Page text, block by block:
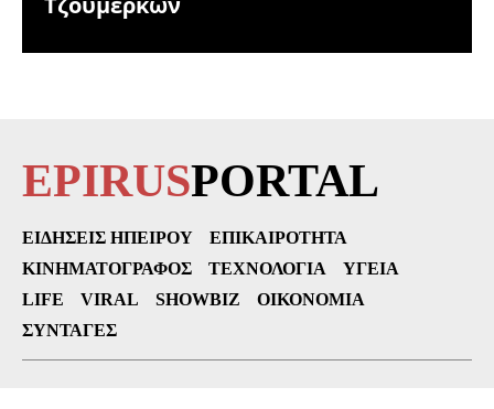
EPIRUSPORTAL
ΕΙΔΉΣΕΙΣ ΗΠΕΊΡΟΥ
ΕΠΙΚΑΙΡΌΤΗΤΑ
ΚΙΝΗΜΑΤΟΓΡΆΦΟΣ
ΤΕΧΝΟΛΟΓΊΑ
ΥΓΕΊΑ
LIFE
VIRAL SHOWBIZ
ΟΙΚΟΝΟΜΊΑ
ΣΥΝΤΑΓΈΣ